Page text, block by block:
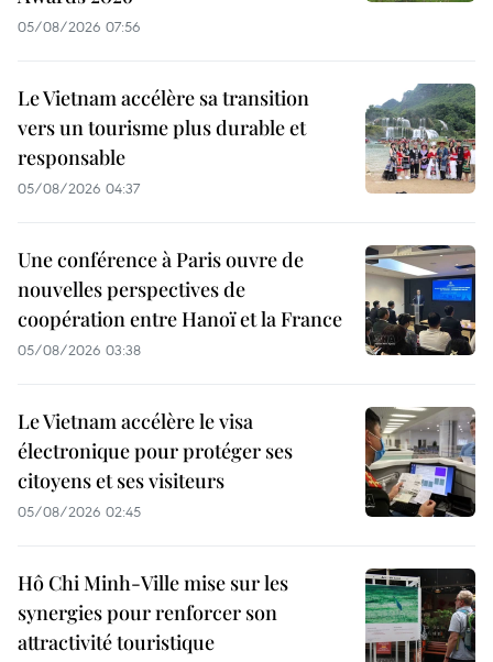
05/08/2026 07:56
Le Vietnam accélère sa transition
vers un tourisme plus durable et
responsable
05/08/2026 04:37
Une conférence à Paris ouvre de
nouvelles perspectives de
coopération entre Hanoï et la France
05/08/2026 03:38
Le Vietnam accélère le visa
électronique pour protéger ses
citoyens et ses visiteurs
05/08/2026 02:45
Hô Chi Minh-Ville mise sur les
synergies pour renforcer son
attractivité touristique